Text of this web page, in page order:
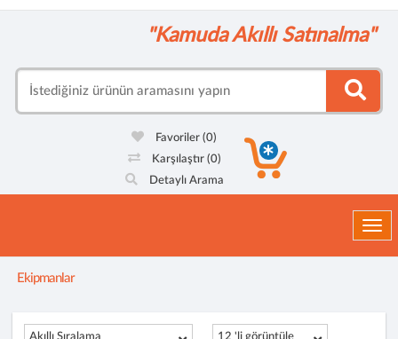
"Kamuda Akıllı Satınalma"
Favoriler(0)
Karşılaştır (0)
Detaylı Arama
Ekipmanlar